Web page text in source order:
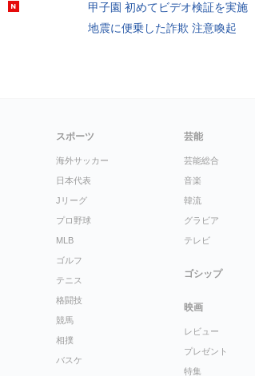
甲子園 初めてビデオ検証を実施
地震に便乗した詐欺 注意喚起
スポーツ
海外サッカー
日本代表
Jリーグ
プロ野球
MLB
ゴルフ
テニス
格闘技
競馬
相撲
バスケ
芸能
芸能総合
音楽
韓流
グラビア
テレビ
ゴシップ
映画
レビュー
プレゼント
特集